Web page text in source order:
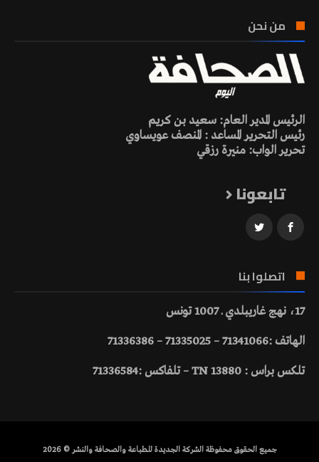
من نحن
الرئيس المدير العام: سعيد بن كريم
رئيس التحرير المساعد : المنصف عويساوي
تحرير الواب: منيرة رزقي
تابعونا
اتصلوا بنا
17، نهج غاريبلدي ـ 1007 تونس
الهاتف :71341066 – 71335025 – 71336386
تلكس براس : 13880 TN – تلفاكس :71336584
جميع الحقوق محفوظة الشركة الجديدة للطباعة والصحافة والنشر © 2026